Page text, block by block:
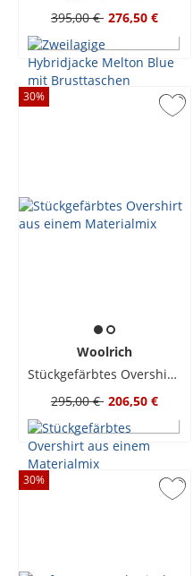
395,00 € 276,50 €
30%
Woolrich
Stückgefärbtes Overshirt aus einem Materialmix
295,00 € 206,50 €
30%